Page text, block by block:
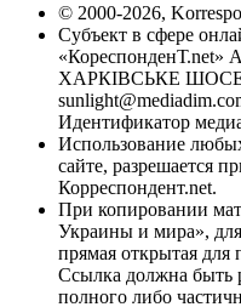
© 2000-2026,
Субъект в сфере
«КореспонденТ.net»
ХАРКІВСЬКЕ ШОСЕ,
Идентификатор
Использование
сайте, разрешается
Корреспондент.net.
При копировании
Украины и мира», для
прямая открытая для
Ссылка должна быть
полного либо